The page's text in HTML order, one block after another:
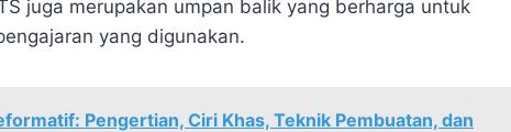
juga merupakan umpan balik yang berharga untuk
yang digunakan.
Pengertian, Ciri Khas, Teknik Pembuatan, dan